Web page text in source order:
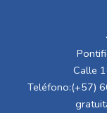
Calle
Teléfono:(+57)